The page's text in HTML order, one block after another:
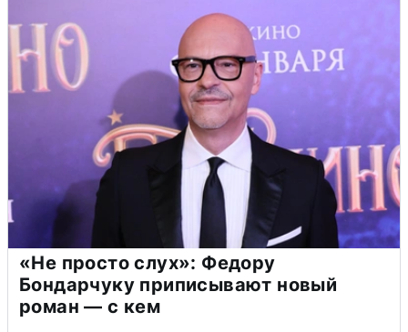
«Не просто слух»: Федору
Бондарчуку приписывают новый
роман — с кем